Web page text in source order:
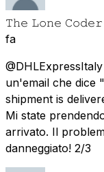
𝚃𝚑𝚎 𝙻𝚘𝚗𝚎 𝙲𝚘𝚍𝚎𝚛
fa
un'email che dice
shipment is
Mi state
arrivato. Il
danneggiato! 2/3